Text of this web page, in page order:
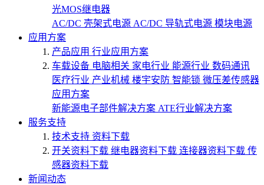
光MOS继电器
AC/DC 壳架式电源 AC/DC 导轨式电源 模块电源
应用方案
产品应用 行业应用方案
车载设备 电脑相关 家电行业 能源行业 数码通讯
医疗行业 产业机械 楼宇安防 智能锁 微压差传感器
应用方案
新能源电子部件解决方案 ATE行业解决方案
服务支持
技术支持 资料下载
开关资料下载 继电器资料下载 连接器资料下载 传
感器资料下载
新闻动态